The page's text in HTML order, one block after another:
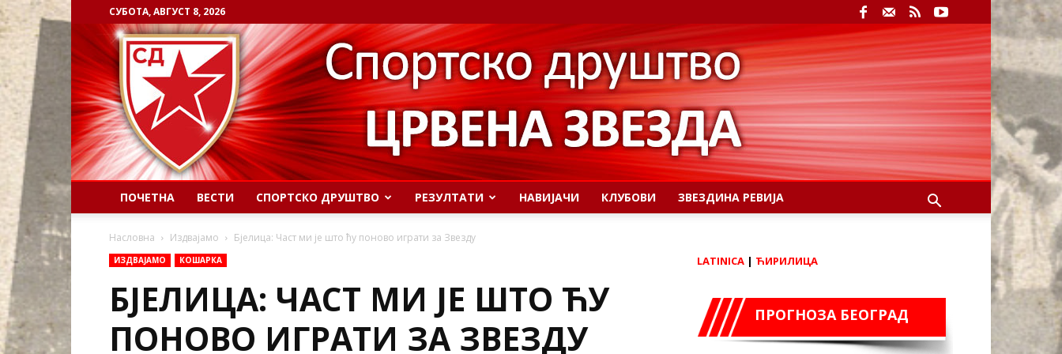
СУБОТА, АВГУСТ 8, 2026
ПОЧЕТНА ВЕСТИ СПОРТСКО ДРУШТВО РЕЗУЛТАТИ НАВИЈАЧИ КЛУБОВИ ЗВЕЗДИНА РЕВИЈА
Насловна Издвајамо Бјелица: Част ми је што ћу поново играти за Звезду
ИЗДВАЈАМО КОШАРКА
БЈЕЛИЦА: ЧАСТ МИ ЈЕ ШТО ЋУ
ПОНОВО ИГРАТИ ЗА ЗВЕЗДУ
LATINICA | ЋИРИЛИЦА
ПРОГНОЗА БЕОГРАД